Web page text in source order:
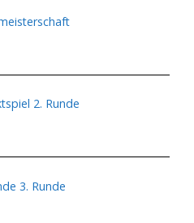
2. Runde
3. Runde